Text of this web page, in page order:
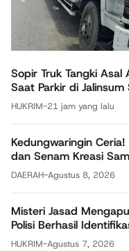
Sopir Truk Tangki
Saat Parkir di Jalinsum
HUKRIM-21 jam yang lalu
Kedungwaringin
dan Senam Kreasi
DAERAH-Agustus 8, 2026
Misteri Jasad
Polisi Berhasil
HUKRIM-Agustus 7, 2026